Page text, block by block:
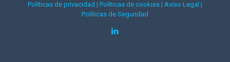
Políticas de privacidad | Políticas de cookies | Aviso Legal |
Políticas de Seguridad